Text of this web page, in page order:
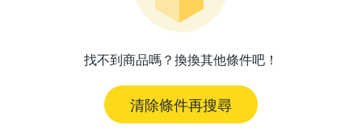
找不到商品嗎？換換其他條件吧！
清除條件再搜尋